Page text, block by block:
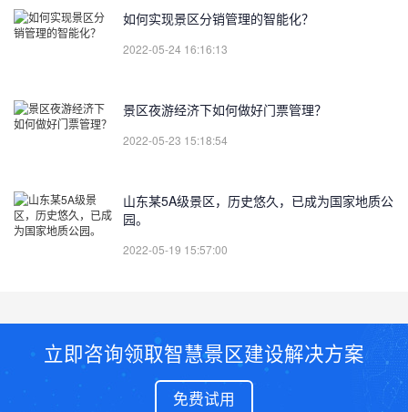
如何实现景区分销管理的智能化？
2022-05-24 16:16:13
景区夜游经济下如何做好门票管理？
2022-05-23 15:18:54
山东某5A级景区，历史悠久，已成为国家地质公
园。
2022-05-19 15:57:00
立即咨询领取智慧景区建设解决方案
免费试用